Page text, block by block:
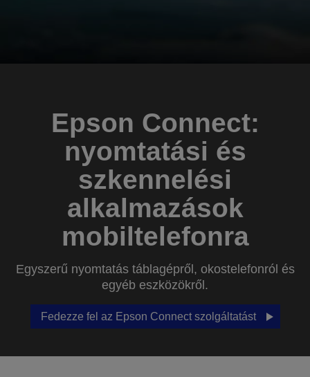
Epson Connect:
nyomtatási és
szkennelési
alkalmazások
mobiltelefonra
Egyszerű nyomtatás táblagépről, okostelefonról és
egyéb eszközökről.
Fedezze fel az Epson Connect szolgáltatást